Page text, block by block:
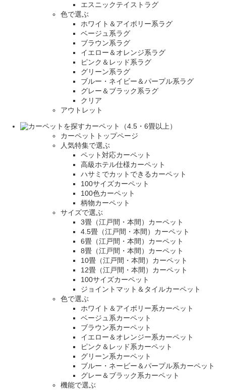
エスニックテイストラグ
色で選ぶ
ホワイト＆アイボリー系ラグ
ベージュ系ラグ
ブラウン系ラグ
イエロー＆オレンジ系ラグ
ピンク＆レッド系ラグ
グリーン系ラグ
ブルー・ネイビー＆パープル系ラグ
グレー＆ブラック系ラグ
クリア
アウトレット
カーペット（4.5・6畳以上）
カーペットトップページ
人気特集で選ぶ
ペット対応カーペット
高級ホテル仕様カーペット
ハサミでカットできるカーペット
100サイズカーペット
100色カーペット
柄物カーペット
サイズで選ぶ
3畳（江戸間・本間）カーペット
4.5畳（江戸間・本間）カーペット
6畳（江戸間・本間）カーペット
8畳（江戸間・本間）カーペット
10畳（江戸間・本間）カーペット
12畳（江戸間・本間）カーペット
100サイズカーペット
ジョイントマット＆タイルカーペット
色で選ぶ
ホワイト＆アイボリー系カーペット
ベージュ系カーペット
ブラウン系カーペット
イエロー＆オレンジー系カーペット
ピンク＆レッド系カーペット
グリーン系カーペット
ブルー・ネービー＆パープル系カーペット
グレー＆ブラック系カーペット
機能で選ぶ